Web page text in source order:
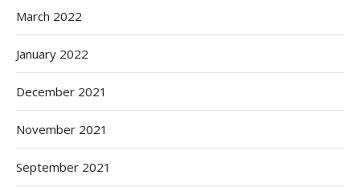
March 2022
January 2022
December 2021
November 2021
September 2021